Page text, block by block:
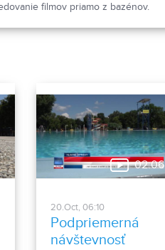
filmov priamo z bazénov.
02:06
20.Oct, 06:10
Podpriemerná
návštevnosť